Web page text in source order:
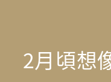
2月頃想